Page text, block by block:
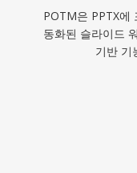
POTM은 PPTX에
동화된 슬라이드
기반 기